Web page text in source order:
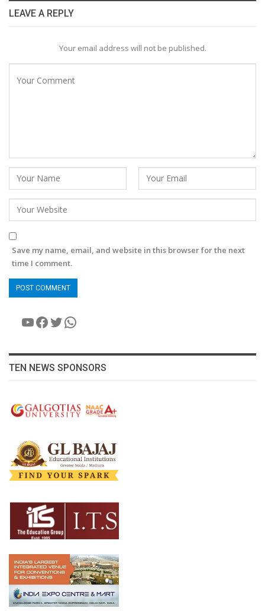
LEAVE A REPLY
Your email address will not be published.
Save my name, email, and website in this browser for the next
time I comment.
YouTube
Facebook
Twitter
WhatsApp
TEN NEWS SPONSORS